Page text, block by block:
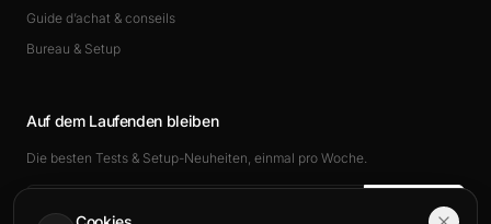
Guide d’achat & conseils
Bureau & Setup
Auf dem Laufenden bleiben
Die besten Tests & Setup-Neuheiten, einmal pro Woche.
Abonnieren